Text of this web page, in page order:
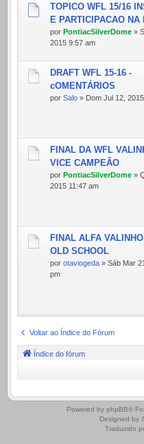
TOPICO WFL 15/16
E PARTICIPACAO NA
por PontiacSilverDome »
2015 9:57 am
DRAFT WFL 15-16 -
cOMENTÁRIOS
por Salo » Dom Jul 12,
FINAL DA WFL
VICE CAMPEÃO
por PontiacSilverDome »
2015 11:47 am
FINAL ALFA
OLD SCHOOL
por otaviogeda » Sáb Mar
pm
Voltar ao Índice do Fórum
Índice do fórum
.
Powered by phpBB®
Designed by
Traduzido